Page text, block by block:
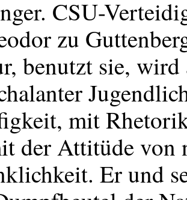
CSU-
zu
benutzt sie,
mit
der Attitüde
Er und